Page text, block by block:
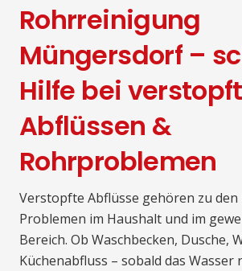
Rohrreinigung
Müngersdorf –
Hilfe bei
Abflüssen &
Rohrproblemen
Verstopfte Abflüsse gehören zu
Problemen im Haushalt und im
Bereich. Ob Waschbecken, Dusche,
Küchenabfluss – sobald das Wasser